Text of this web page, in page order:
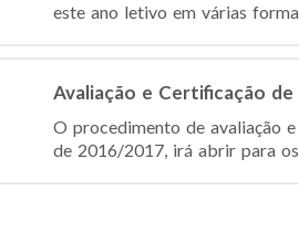
este ano letivo em várias
Avaliação e Certificação de
O procedimento de avaliação
de 2016/2017, irá abrir para os